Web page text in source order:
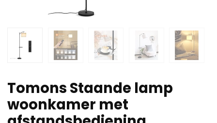
Tomons Staande lamp
woonkamer met